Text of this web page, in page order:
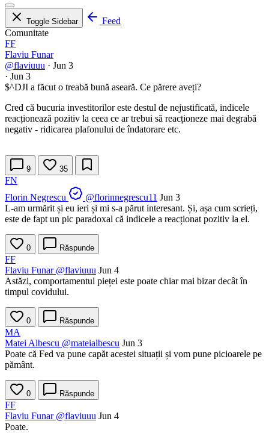
Toggle Sidebar
Feed
Comunitate
FF
Flaviu Funar
@flaviuuu · Jun 3
· Jun 3
$^DJI a făcut o treabă bună aseară. Ce părere aveți?
Cred că bucuria investitorilor este destul de nejustificată, indicele
reacționează pozitiv la ceea ce ar trebui să reacționeze mai degrabă
negativ - ridicarea plafonului de îndatorare etc.
9 35
FN
Florin Negrescu
@florinnegrescu11 Jun 3
L-am urmărit și eu ieri și mi s-a părut interesant. Și, așa cum scrieți,
este de fapt un pic paradoxal că indicele a reacționat pozitiv la el.
0 Răspunde
FF
Flaviu Funar @flaviuuu Jun 4
Astăzi, comportamentul pieței este poate chiar mai bizar decât în
timpul covidului.
0 Răspunde
MA
Matei Albescu @mateialbescu Jun 3
Poate că Fed va pune capăt acestei situații și vom pune picioarele pe
pământ.
0 Răspunde
FF
Flaviu Funar @flaviuuu Jun 4
Poate.